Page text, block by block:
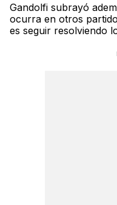
Gandolfi subrayó
ocurra en otros
es seguir resolviendo